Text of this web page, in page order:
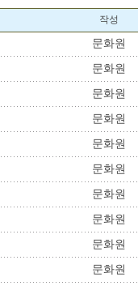
작성
문화원
문화원
문화원
문화원
문화원
문화원
문화원
문화원
문화원
문화원